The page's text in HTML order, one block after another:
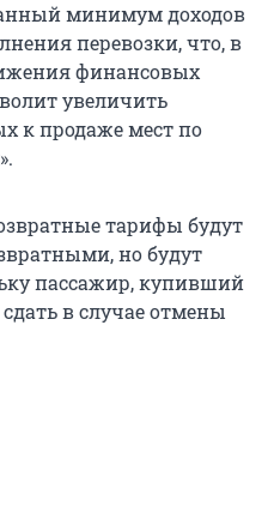
минимум доходов
перевозки, что, в
финансовых
увеличить
к продаже мест по
тарифы будут
но будут
пассажир, купивший
в случае отмены